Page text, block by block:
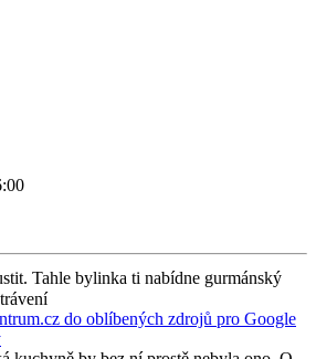
Tahle bylinka ti nabídne gurmánský
do oblíbených zdrojů pro Google